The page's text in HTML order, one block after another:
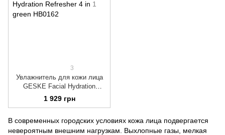
3
Увлажнитель для кожи лица
GESKE Facial Hydration
Refresher 4 in 1 green
1 929 грн
В современных городских условиях кожа лица подвергается
невероятным внешним нагрузкам. Выхлопные газы, мелкая